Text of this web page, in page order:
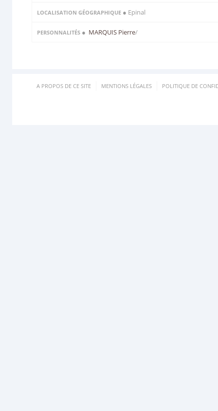
LOCALISATION GÉOGRAPHIQUE ● Epinal
PERSONNALITÉS ● MARQUIS Pierre/
A PROPOS DE CE SITE MENTIONS LÉGALES POLITIQUE DE